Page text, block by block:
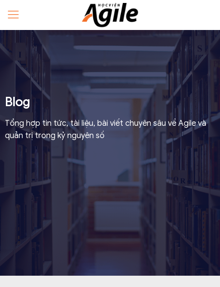
Blog
Tổng hợp tin tức, tài liệu, bài viết chuyên sâu về Agile và
quản trị trong kỷ nguyên số